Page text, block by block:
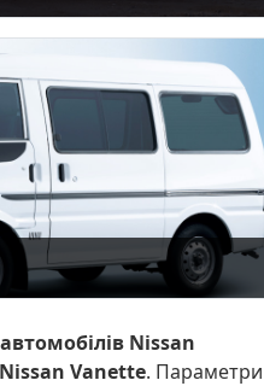
Nissan
Vanette. Параметри